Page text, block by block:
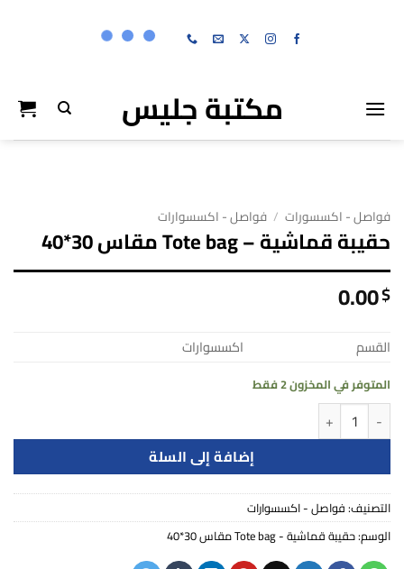
مكتبة جليس
فواصل - اكسسورات / فواصل - اكسسوارات
حقيبة قماشية – Tote bag مقاس 30*40
0.00$
القسم اكسسوارات
المتوفر في المخزون 2 فقط
كمية حقيبة قماشية - Tote bag مقاس 30*40
إضافة إلى السلة
التصنيف:فواصل - اكسسوارات
الوسم:حقيبة قماشية - Tote bag مقاس 30*40